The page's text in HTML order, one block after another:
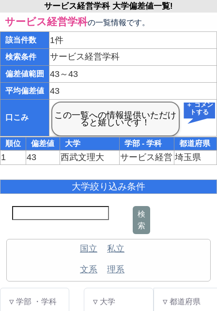
サービス経営学科 大学偏差値一覧!
サービス経営学科の一覧情報です。
該当件数 1件
検索条件 サービス経営学科
偏差値範囲 43～43
平均偏差値 43
口こみ
＋ コメン
トする
順位 偏差値 大学 学部 - 学科 都道府県
1 43 西武文理大 サービス経営 埼玉県
大学絞り込み条件
検
索
国立 私立
文系 理系
▽ 学部 ・学科 ▽ 大学 ▽ 都道府県